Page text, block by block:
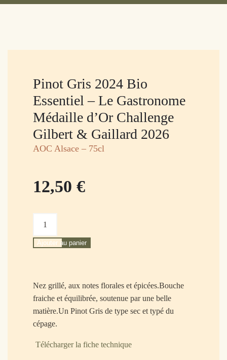
Pinot Gris 2024 Bio
Essentiel – Le Gastronome
Médaille d’Or Challenge
Gilbert & Gaillard 2026
AOC Alsace – 75cl
12,50 €
Pinot
Gastronome
Ajouter au panier
Nez grillé, aux notes florales et épicées.Bouche
fraiche et équilibrée, soutenue par une belle
matière.Un Pinot Gris de type sec et typé du
cépage.
Télécharger la fiche technique